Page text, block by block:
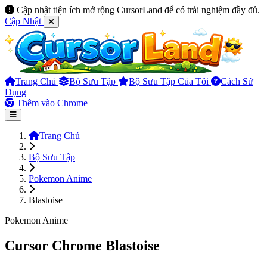
Cập nhật tiện ích mở rộng CursorLand để có trải nghiệm đầy đủ.
Cập Nhật
Trang Chủ Bộ Sưu Tập Bộ Sưu Tập Của Tôi
Cách Sử
Dụng
Thêm vào Chrome
Trang Chủ
Bộ Sưu Tập
Pokemon Anime
Blastoise
Pokemon Anime
Cursor Chrome Blastoise